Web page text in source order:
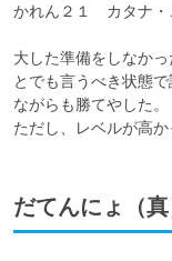
かれん２１　カタナ・
大した準備をしなか
とでも言うべき状態
ながらも勝てやした。
ただし、レベルが高か
だてんにょ（真